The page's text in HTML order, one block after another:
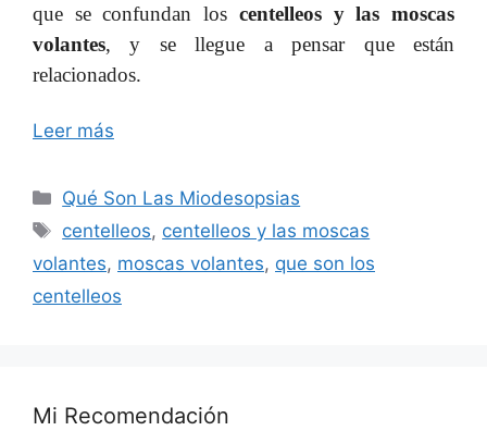
que se confundan los centelleos y las moscas
volantes, y se llegue a pensar que están
relacionados.
Leer más
Categorías
Qué Son Las Miodesopsias
Etiquetas
centelleos, centelleos y las moscas
volantes, moscas volantes, que son los
centelleos
Mi Recomendación